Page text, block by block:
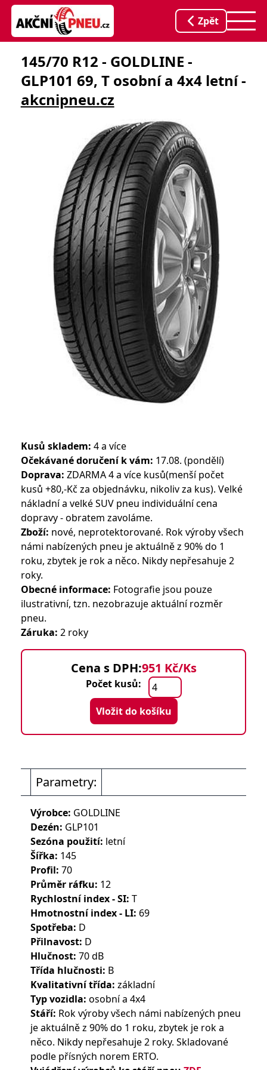
Zpět
145/70 R12 - GOLDLINE -
GLP101 69, T osobní a 4x4 letní -
akcnipneu.cz
Kusů skladem: 4 a více
Očekávané doručení k vám: 17.08. (pondělí)
Doprava: ZDARMA 4 a více kusů(menší počet
kusů +80,-Kč za objednávku, nikoliv za kus). Velké
nákladní a velké SUV pneu individuální cena
dopravy - obratem zavoláme.
Zboží: nové, neprotektorované. Rok výroby všech
námi nabízených pneu je aktuálně z 90% do 1
roku, zbytek je rok a něco. Nikdy nepřesahuje 2
roky.
Obecné informace: Fotografie jsou pouze
ilustrativní, tzn. nezobrazuje aktuální rozměr
pneu.
Záruka: 2 roky
Cena s DPH:951 Kč/Ks
Počet kusů:
Vložit do košíku
Parametry:
Výrobce: GOLDLINE
Dezén: GLP101
Sezóna použití: letní
Šířka: 145
Profil: 70
Průměr ráfku: 12
Rychlostní index - SI: T
Hmotnostní index - LI: 69
Spotřeba: D
Přilnavost: D
Hlučnost: 70 dB
Třída hlučnosti: B
Kvalitativní třída: základní
Typ vozidla: osobní a 4x4
Stáří: Rok výroby všech námi nabízených pneu
je aktuálně z 90% do 1 roku, zbytek je rok a
něco. Nikdy nepřesahuje 2 roky. Skladované
podle přísných norem ERTO.